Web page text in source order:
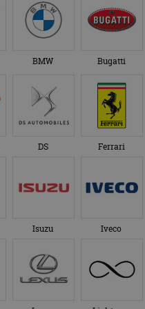
BMW Bugatti
DS Ferrari
Isuzu Iveco